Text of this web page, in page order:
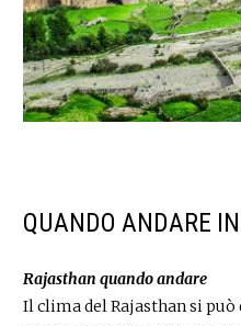
QUANDO ANDARE
Rajasthan quando andare
Il clima del Rajasthan si